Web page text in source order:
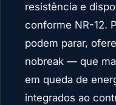
resistência e
conforme NR-12.
podem parar,
nobreak — que
em queda de
integrados ao